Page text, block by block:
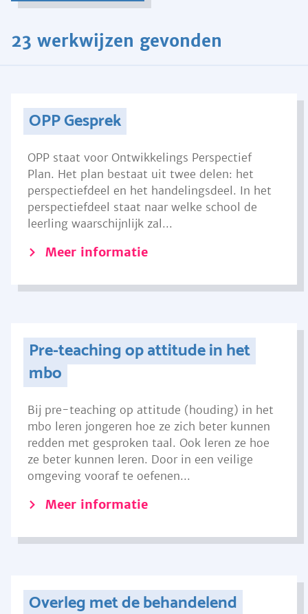
23 werkwijzen gevonden
OPP Gesprek
OPP staat voor Ontwikkelings Perspectief
Plan. Het plan bestaat uit twee delen: het
perspectiefdeel en het handelingsdeel. In het
perspectiefdeel staat naar welke school de
leerling waarschijnlijk zal...
Meer informatie
Pre-teaching op attitude in het
mbo
Bij pre-teaching op attitude (houding) in het
mbo leren jongeren hoe ze zich beter kunnen
redden met gesproken taal. Ook leren ze hoe
ze beter kunnen leren. Door in een veilige
omgeving vooraf te oefenen...
Meer informatie
Overleg met de behandelend